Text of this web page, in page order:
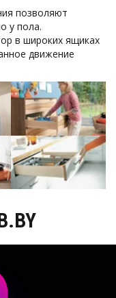
позволяют
у пола.
в широких ящиках
движение